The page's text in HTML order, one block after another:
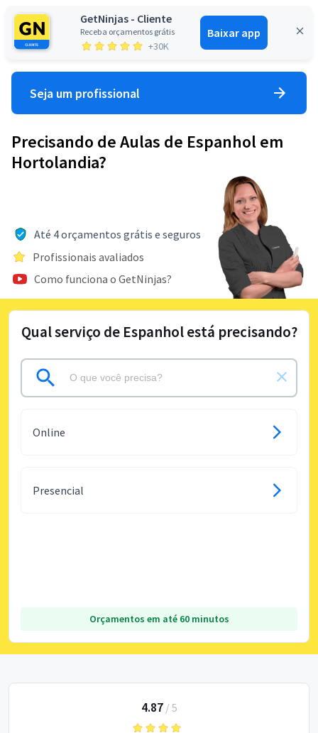
GetNinjas - Cliente
Receba orçamentos grátis
+30K
Baixar app
Entrar
Seja um profissional
Precisando de Aulas de Espanhol em
Hortolandia?
Até 4 orçamentos grátis e seguros
Profissionais avaliados
Como funciona o GetNinjas?
Qual serviço de Espanhol está precisando?
Online
Presencial
Orçamentos em até 60 minutos
4.87/ 5